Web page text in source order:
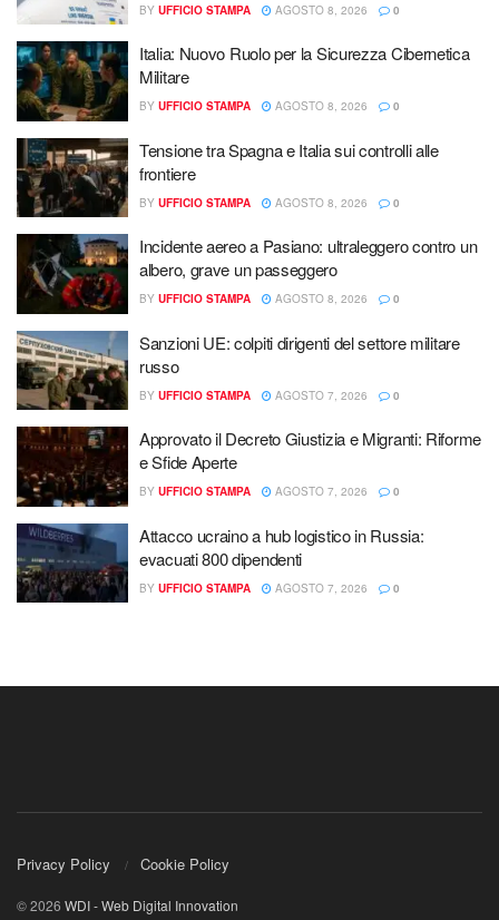
BY UFFICIO STAMPA AGOSTO 8, 2026 0
Italia: Nuovo Ruolo per la Sicurezza Cibernetica
Militare
BY UFFICIO STAMPA AGOSTO 8, 2026 0
Tensione tra Spagna e Italia sui controlli alle
frontiere
BY UFFICIO STAMPA AGOSTO 8, 2026 0
Incidente aereo a Pasiano: ultraleggero contro un
albero, grave un passeggero
BY UFFICIO STAMPA AGOSTO 8, 2026 0
Sanzioni UE: colpiti dirigenti del settore militare
russo
BY UFFICIO STAMPA AGOSTO 7, 2026 0
Approvato il Decreto Giustizia e Migranti: Riforme
e Sfide Aperte
BY UFFICIO STAMPA AGOSTO 7, 2026 0
Attacco ucraino a hub logistico in Russia:
evacuati 800 dipendenti
BY UFFICIO STAMPA AGOSTO 7, 2026 0
Privacy Policy Cookie Policy
© 2026 WDI - Web Digital Innovation